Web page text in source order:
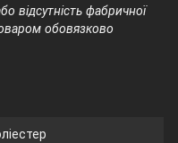
відсутність фабричної
обовязково